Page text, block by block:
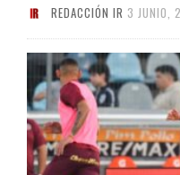
REDACCIÓN IR 3 JUNIO,